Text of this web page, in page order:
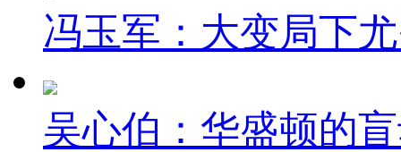
冯玉军：大变局下
吴心伯：华盛顿的